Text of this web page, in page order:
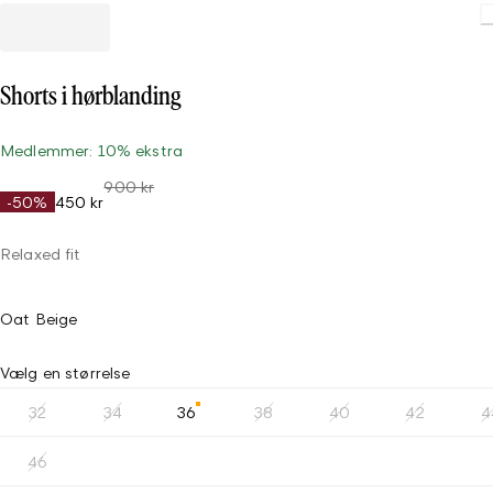
Shorts i hørblanding
Medlemmer: 10% ekstra
-50% 450 kr
900 kr
Relaxed fit
Oat Beige
Vælg en størrelse
32 34 36 38 40 42
46